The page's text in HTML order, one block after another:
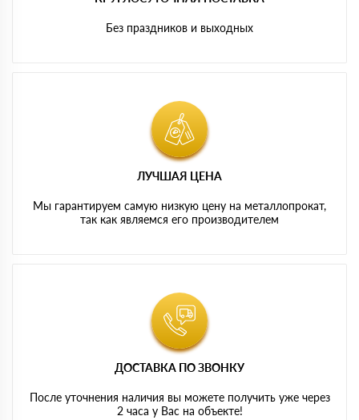
Без праздников и выходных
ЛУЧШАЯ ЦЕНА
Мы гарантируем самую низкую цену на металлопрокат,
так как являемся его производителем
ДОСТАВКА ПО ЗВОНКУ
После уточнения наличия вы можете получить уже через
2 часа у Вас на объекте!